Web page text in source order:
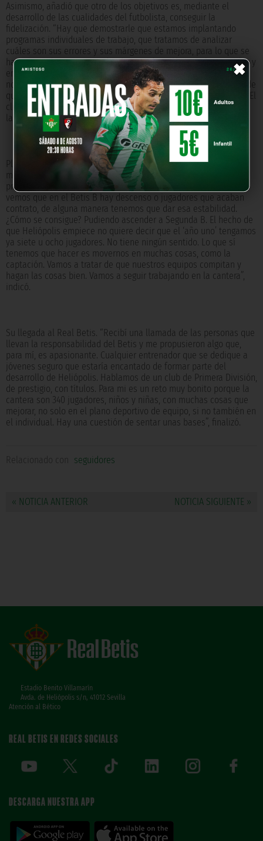
×
Asimismo, añadió que otro de los objetivos es, mediante el
desarrollo de las cualidades del futbolista, conseguir la
fidelización. “Hay que demostrarle que estamos implantando
programas individuales de trabajo, que tratamos de analizar
cuáles son sus errores y sus márgenes de mejora, para lo que se
ha instaurado un sistema de cámaras de análisis de los partidos y
entrenamientos. Heliópolis tiene claro que esto es un barco que
no puede ir a la deriva porque un futbolista joven, por el hecho de
que sea muy bueno, nos quiera proponer un contrato millonario. El
club se plantea una serie de pautas y bandas salariales que son
las que tienen que fijar nuestro proyecto”, explicó.
Planificación del Betis B para la presente temporada. “Ahora
mismo, si hablamos de que tenemos cosas que mejorar, el
proyecto tiene que partir de una estabilidad. Entonces, cuando
vemos que en el Betis B hay descenso o jugadores que acaban
contrato, de alguna manera tenemos que dar esa estabilidad.
¿Cómo se consigue? Pudiendo ascender a Segunda B. El hecho de
que Heliópolis empiece no quiere decir que el ‘año uno’ tengamos
ya siete u ocho jugadores. No tiene ningún sentido. Lo que sí
tenemos que hacer es movernos en muchas cosas, como la
captación. Vamos a tratar de que nuestros equipos compitan y
hagan las cosas bien. Vamos a seguir trabajando en la cantera”,
indicó.
Su llegada al Real Betis. “Recibí una llamada de las personas que
llevan la responsabilidad del Betis y me propusieron algo que,
para mí, es apasionante. Cualquier entrenador que se dedique a
jóvenes seguro que estaría encantado de formar parte del
desarrollo de Heliópolis. Hablamos de un club de Primera División,
de prestigio, con títulos. Para mi es un reto muy bonito porque la
cantera son 340 jugadores, niños y niñas, con muchas cosas que
mejorar, no solo en el plano deportivo de equipo, si no también en
el individual. Hay una cuestión de sentar unas bases”, finalizó.
Relacionado con seguidores
« NOTICIA ANTERIOR NOTICIA SIGUIENTE »
Estadio Benito Villamarín
Avda. de Heliópolis s/n, 41012 Sevilla
Atención al Bético
REAL BETIS EN REDES SOCIALES
DESCARGA NUESTRA APP